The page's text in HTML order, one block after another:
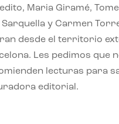
Maria Giramé,
Sarquella y Carmen
desde el territorio
Les pedimos que
lecturas para
editorial.